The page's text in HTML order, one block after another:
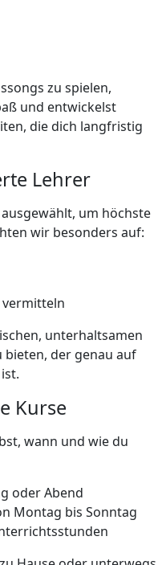
zu spielen,
und entwickelst
die dich langfristig
Lehrer
um höchste
wir besonders auf:
unterhaltsamen
der genau auf
Kurse
wann und wie du
oder Abend
Montag bis Sonntag